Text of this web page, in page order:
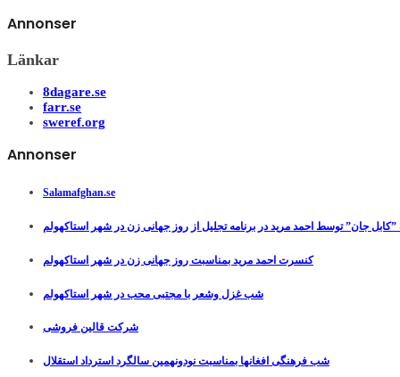
Annonser
Länkar
8dagare.se
farr.se
sweref.org
Annonser
Salamafghan.se
”کابل جان” توسط احمد مرید در برنامه تجلیل از روز جهانی زن در شهر استاکهولم
کنسرت احمد مرید بمناسبت روز جهانی زن در شهر استاکهولم
شب غزل وشعر با مجتبی محب در شهر استاکهولم
شرکت قالین فروشی
شب فرهنگی افغانها بمناسبت نودونهمین سالگرد استرداد استقلال